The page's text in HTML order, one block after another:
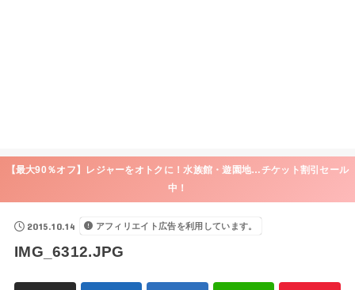
【最大90％オフ】レジャーをオトクに！水族館・遊園地…チケット割引セール
中！
2015.10.14 アフィリエイト広告を利用しています。
IMG_6312.JPG